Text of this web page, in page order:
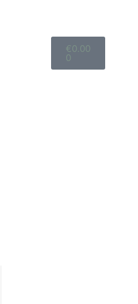
€0.00
0